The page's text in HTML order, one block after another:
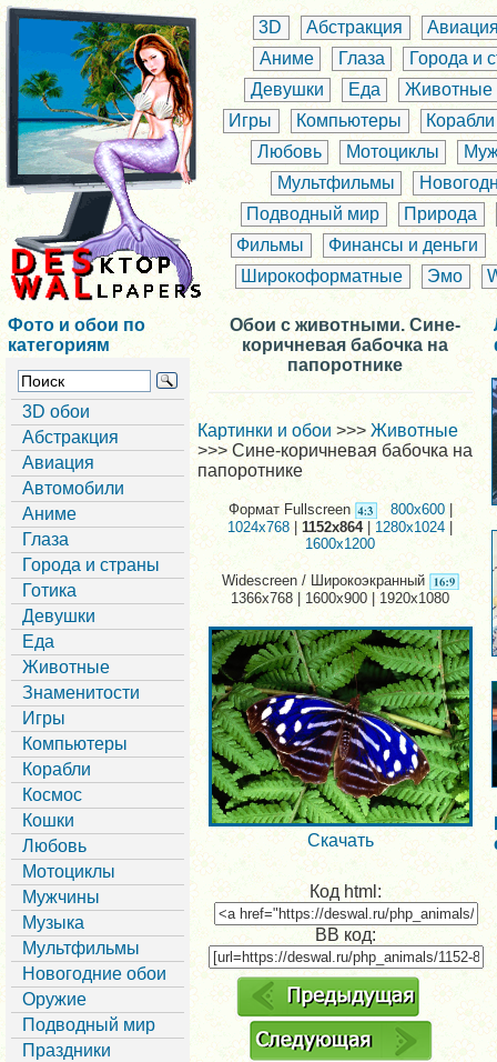
3D Абстракция
Аниме
Глаза
Города и
Девушки
Еда
Животные
Игры
Компьютеры
Корабли
Любовь
Мотоциклы
Мультфильмы
Подводный мир
Природа
Фильмы
Финансы и деньги
Широкоформатные
Эмо
Фото и обои по
категориям
3D обои
Абстракция
Авиация
Автомобили
Аниме
Глаза
Города и страны
Готика
Девушки
Еда
Животные
Знаменитости
Игры
Компьютеры
Корабли
Космос
Кошки
Любовь
Мотоциклы
Мужчины
Музыка
Мультфильмы
Новогодние обои
Оружие
Подводный мир
Праздники
Обои с животными. Сине-
коричневая бабочка на
папоротнике
Картинки и обои >>> Животные
>>> Сине-коричневая бабочка на
папоротнике
Формат Fullscreen 800x600
1024x768|1152x864| 1280x1024
1600x1200
Widescreen / Широкоэкранный
1366x768 | 1600x900 | 1920x1080
Скачать
Код html:
BB код: